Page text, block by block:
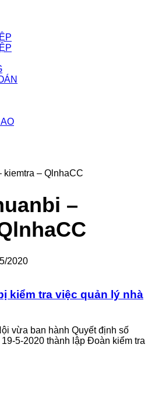
kiemtra – QlnhaCC
–
2020
kiểm tra việc quản lý nhà
vừa ban hành Quyết định số
5-2020 thành lập Đoàn kiểm tra